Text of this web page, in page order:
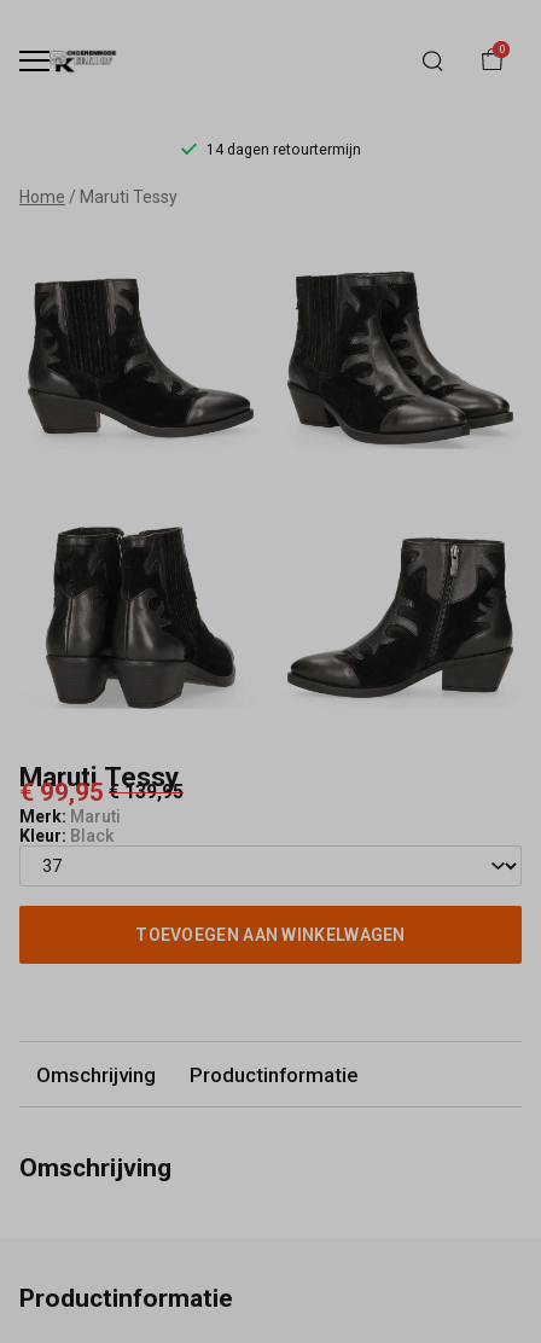
0
14 dagen retourtermijn
Maruti
Schoenmode
Kerkhof
Home Maruti Tessy
Maruti Tessy
€ 99,95 € 139,95
Merk: Maruti
Kleur: Black
TOEVOEGEN AAN WINKELWAGEN
Omschrijving Productinformatie
Omschrijving
Productinformatie